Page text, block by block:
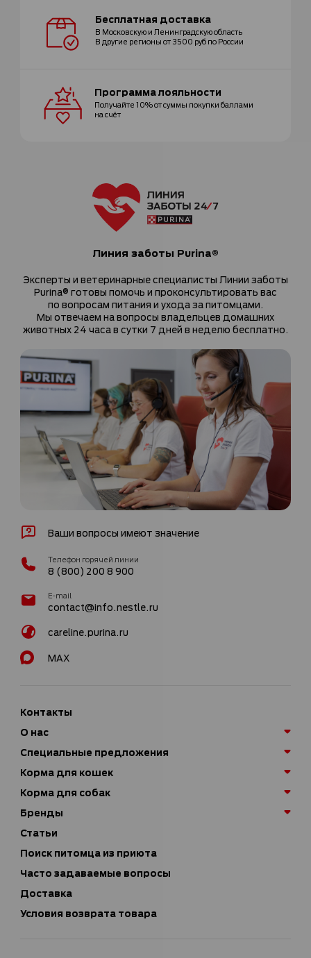
Бесплатная доставка
В Московскую и Ленинградскую область
В другие регионы от 3500 руб по России
Программалояльности
Получайте 10% от суммы покупки баллами
на счёт
Ваши вопросы имеют значение
Телефон горячей линии
8 (800) 200 8 900
E-mail
contact@info.nestle.ru
careline.purina.ru
MAX
Линия заботы Purina®
Эксперты и ветеринарные специалисты Линии заботы
Purina® готовы помочь и проконсультировать вас
по вопросам питания и ухода за питомцами.
Мы отвечаем на вопросы владельцев домашних
животных 24 часа в сутки 7 дней в неделю бесплатно.
Контакты
О нас
Специальные предложения
Корма для кошек
Корма для собак
Бренды
Статьи
Поиск питомца из приюта
Часто задаваемые вопросы
Доставка
Условия возврата товара